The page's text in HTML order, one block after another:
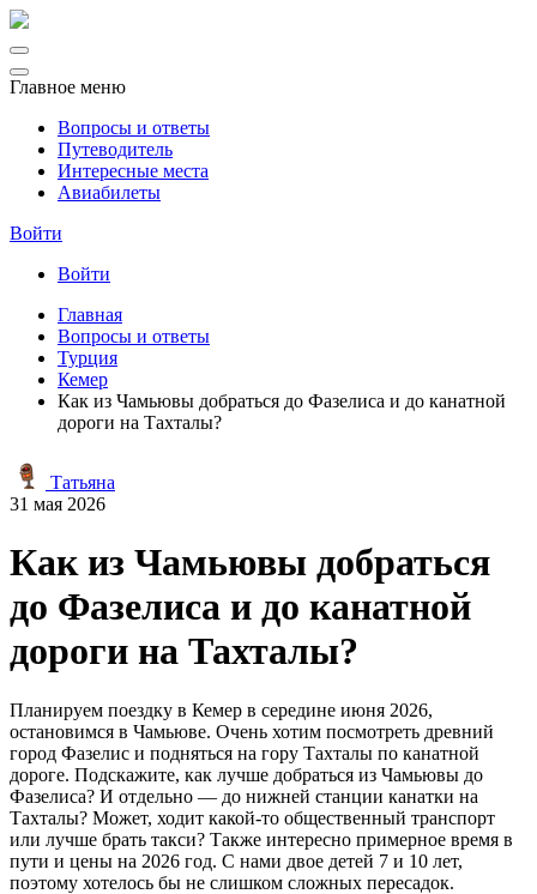
Главное меню
Вопросы и ответы
Путеводитель
Интересные места
Авиабилеты
Войти
Войти
Главная
Вопросы и ответы
Турция
Кемер
Как из Чамьювы добраться до Фазелиса и до канатной
дороги на Тахталы?
Татьяна
31 мая 2026
Как из Чамьювы добраться
до Фазелиса и до канатной
дороги на Тахталы?
Планируем поездку в Кемер в середине июня 2026,
остановимся в Чамьюве. Очень хотим посмотреть древний
город Фазелис и подняться на гору Тахталы по канатной
дороге. Подскажите, как лучше добраться из Чамьювы до
Фазелиса? И отдельно — до нижней станции канатки на
Тахталы? Может, ходит какой-то общественный транспорт
или лучше брать такси? Также интересно примерное время в
пути и цены на 2026 год. С нами двое детей 7 и 10 лет,
поэтому хотелось бы не слишком сложных пересадок.